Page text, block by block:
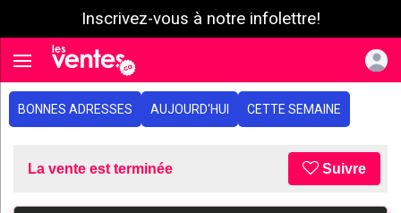
Inscrivez-vous à notre infolettre!
Toggle navigation
BONNES ADRESSES AUJOURD'HUI CETTE SEMAINE
La vente est terminée Suivre